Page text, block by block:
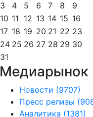
3
4 5 6 7 8
9
10 11 12 13 14 15 16
17 18 19 20 21 22 23
24 25 26 27 28 29 30
31
Медиарынок
Новости (9707)
Пресс релизы
Аналитика (1381)